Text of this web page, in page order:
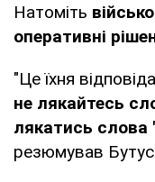
Натоміть
оперативні
"Це їхня
не лякайтесь
лякатись слова
резюмував